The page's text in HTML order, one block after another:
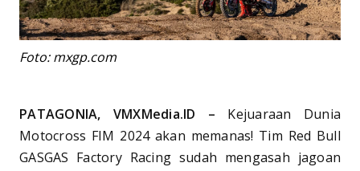
Foto: mxgp.com
PATAGONIA, VMXMedia.ID – Kejuaraan Dunia
Motocross FIM 2024 akan memanas! Tim Red Bull
GASGAS Factory Racing sudah mengasah jagoan